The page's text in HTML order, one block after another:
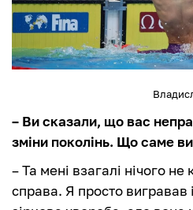
– Ви сказали, що вас
зміни поколінь. Що саме
– Та мені взагалі нічого
справа. Я просто вигравав